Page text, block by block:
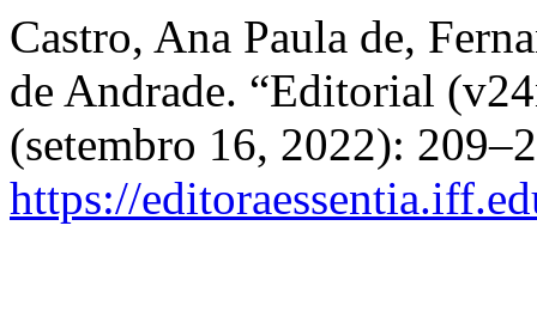
Castro, Ana Paula de,
de Andrade. “Editorial
(setembro 16, 2022):
https://